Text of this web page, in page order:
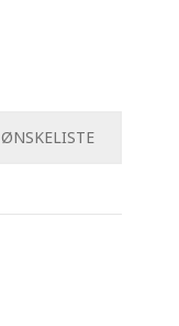
ØNSKELISTE